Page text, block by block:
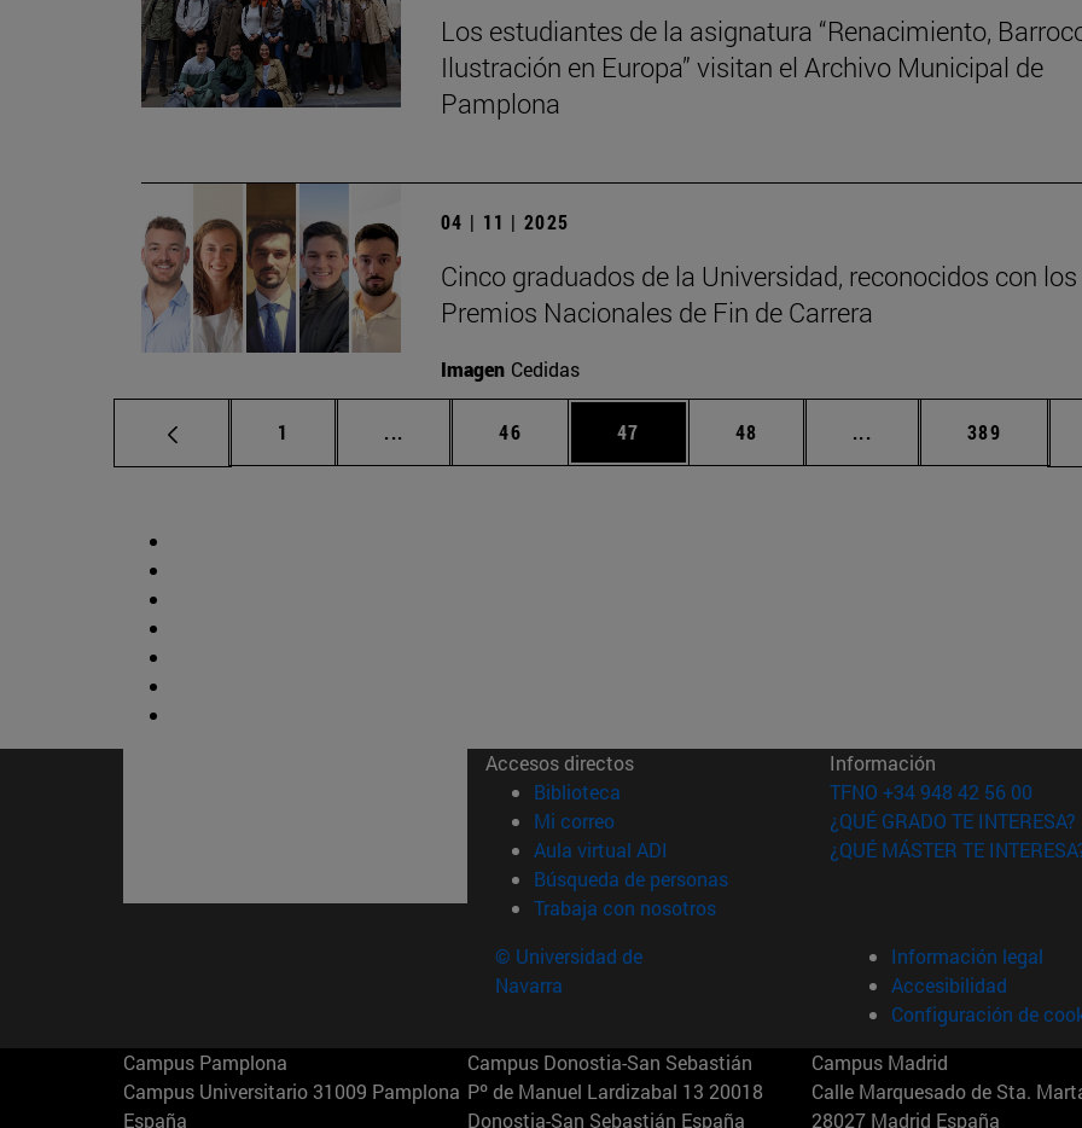
Los estudiantes de la asignatura “Renacimiento,
Ilustración en Europa” visitan el Archivo Municipal de
Pamplona
04 | 11 | 2025
Cinco graduados de la Universidad, reconocidos con los
Premios Nacionales de Fin de Carrera
Imagen Cedidas
Página
1 ... Páginas intermedias Use TAB para desplazarse.
Página
46 Página
47 Página
48 ... Páginas intermedias
Página
389
Accesos directos
Biblioteca (abre en nueva ventana)
Mi correo(abre en nueva ventana)
Aula virtual ADI (abre en nueva ventana)
Búsqueda de personas(abre en nueva ventana)
Trabaja con nosotros(abre en nueva ventana)
Información
TFNO +34 948 42 56 00
¿QUÉ GRADO TE INTERESA?
¿QUÉ MÁSTER TE
© Universidad de
Navarra
Información legal
Accesibilidad
Configuración de
Campus Pamplona
Campus Universitario 31009 Pamplona
España
Campus Donostia-San Sebastián
Pº de Manuel Lardizabal 13 20018
Donostia-San Sebastián España
Campus Madrid
Calle Marquesado de Sta.
28027 Madrid España